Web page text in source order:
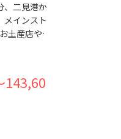
、二見港か
メインスト
土産店や飲
た客室は、
完備し快適
おり、料理